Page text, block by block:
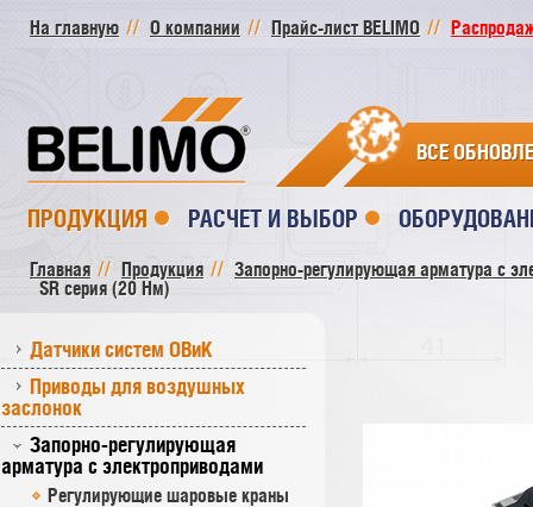
На главную О компании Прайс-лист BELIMO
ВСЕ
ПРОДУКЦИЯ РАСЧЕТ И ВЫБОР
Главная Продукция
Запорно-регулирующая арматура с
SR cерия (20 Нм)
Датчики систем ОВиК
Приводы для воздушных
заслонок
Запорно-регулирующая
арматура с электроприводами
Регулирующие шаровые краны